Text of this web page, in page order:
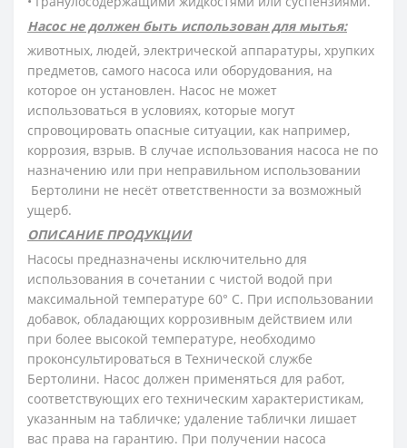
Насос не должен быть использован для мытья:
животных, людей, электрической аппаратуры, хрупких
предметов, самого насоса или оборудования, на
которое он установлен. Насос не может
использоваться в условиях, которые могут
спровоцировать опасные ситуации, как например,
коррозия, взрыв. В случае использования насоса не по
назначению или при неправильном использовании
Бертолини не несёт ответственности за возможный
ущерб.
ОПИСАНИЕ ПРОДУКЦИИ
Насосы предназначены исключительно для
использования в сочетании с чистой водой при
максимальной температуре 60° С. При использовании
добавок, обладающих коррозивным действием или
при более высокой температуре, необходимо
проконсультироваться в Технической службе
Бертолини. Насос должен применяться для работ,
соответствующих его техническим характеристикам,
указанным на табличке; удаление таблички лишает
вас права на гарантию. При получении насоса